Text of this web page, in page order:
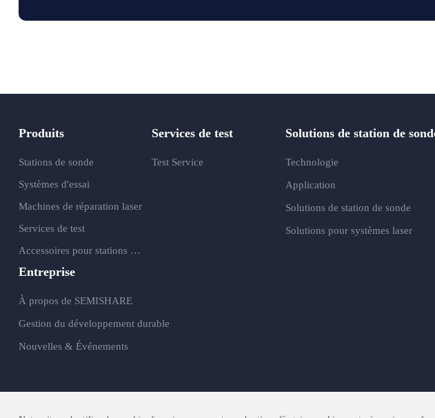
essentiel de disposer de ses propres recherches et développement pour les dispositifs centraux.
Produits
Stations de sonde
Systèmes d'essai
Machines de réparation laser
Services de test
Accessoires pour stations de sonde
Services de test
Test Service
Solutions de station de
Technologie
Application
Solutions de station de sonde
Solutions pour systèmes laser
Entreprise
À propos de SEMISHARE
Gestion du développement durable
Nouvelles & Événements